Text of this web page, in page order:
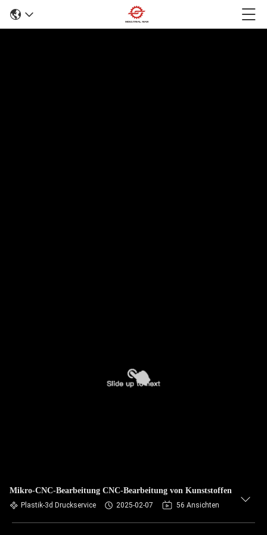
Mikro-CNC-Bearbeitung CNC-Bearbeitung von Kunststoffen
Plastik-3d Druckservice 2025-02-07 56 Ansichten